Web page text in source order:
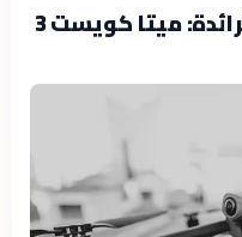
نظارات الواقع الافتراضي الرائدة: ميتا كويست 3